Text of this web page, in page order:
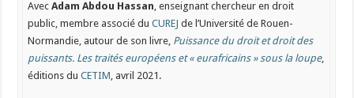
Avec Adam Abdou Hassan , enseignant chercheur en droit
public, membre associé du CUREJ de l’Université de Rouen-
Normandie, autour de son livre, Puissance du droit et droit des
puissants. Les traités européens et « eurafricains » sous la loupe,
éditions du CETIM avril 2021 .